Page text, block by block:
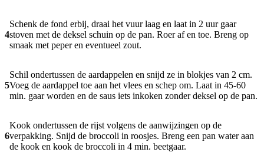
4
Schenk de fond erbij, draai het vuur laag en laat in 2 uur gaar
stoven met de deksel schuin op de pan. Roer af en toe. Breng op
smaak met peper en eventueel zout.
5
Schil ondertussen de aardappelen en snijd ze in blokjes van 2 cm.
Voeg de aardappel toe aan het vlees en schep om. Laat in 45-60
min. gaar worden en de saus iets inkoken zonder deksel op de pan.
6
Kook ondertussen de rijst volgens de aanwijzingen op de
verpakking. Snijd de broccoli in roosjes. Breng een pan water aan
de kook en kook de broccoli in 4 min. beetgaar.